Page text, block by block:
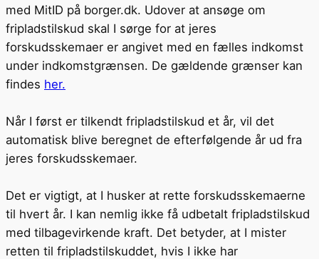
med MitID på borger.dk. Udover at ansøge om
fripladstilskud skal I sørge for at jeres
forskudsskemaer er angivet med en fælles indkomst
under indkomstgrænsen. De gældende grænser kan
findes her.
Når I først er tilkendt fripladstilskud et år, vil det
automatisk blive beregnet de efterfølgende år ud fra
jeres forskudsskemaer.
Det er vigtigt, at I husker at rette forskudsskemaerne
til hvert år. I kan nemlig ikke få udbetalt fripladstilskud
med tilbagevirkende kraft. Det betyder, at I mister
retten til fripladstilskuddet, hvis I ikke har